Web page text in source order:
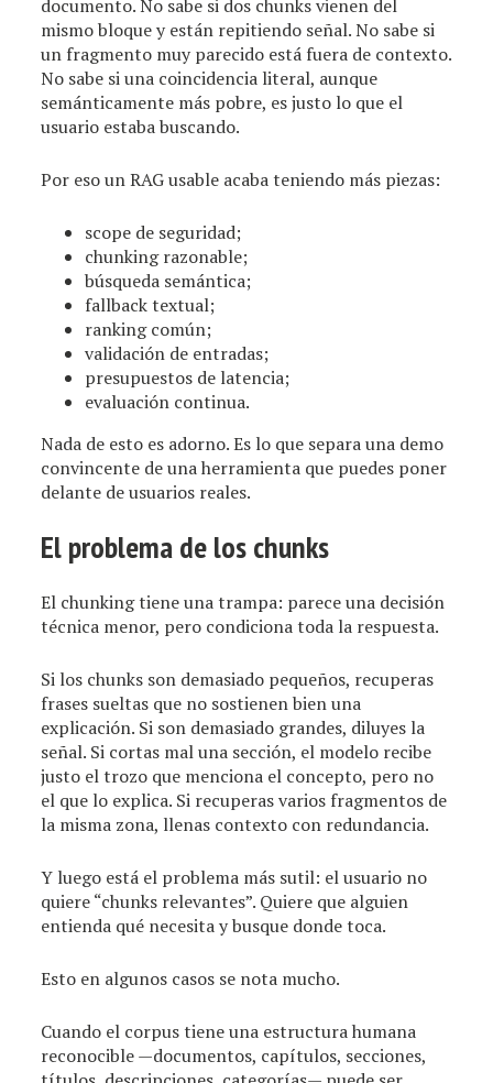
documento. No sabe si dos chunks vienen del
mismo bloque y están repitiendo señal. No sabe si
un fragmento muy parecido está fuera de contexto.
No sabe si una coincidencia literal, aunque
semánticamente más pobre, es justo lo que el
usuario estaba buscando.
Por eso un RAG usable acaba teniendo más piezas:
scope de seguridad;
chunking razonable;
búsqueda semántica;
fallback textual;
ranking común;
validación de entradas;
presupuestos de latencia;
evaluación continua.
Nada de esto es adorno. Es lo que separa una demo
convincente de una herramienta que puedes poner
delante de usuarios reales.
El problema de los chunks
El chunking tiene una trampa: parece una decisión
técnica menor, pero condiciona toda la respuesta.
Si los chunks son demasiado pequeños, recuperas
frases sueltas que no sostienen bien una
explicación. Si son demasiado grandes, diluyes la
señal. Si cortas mal una sección, el modelo recibe
justo el trozo que menciona el concepto, pero no
el que lo explica. Si recuperas varios fragmentos de
la misma zona, llenas contexto con redundancia.
Y luego está el problema más sutil: el usuario no
quiere “chunks relevantes”. Quiere que alguien
entienda qué necesita y busque donde toca.
Esto en algunos casos se nota mucho.
Cuando el corpus tiene una estructura humana
reconocible —documentos, capítulos, secciones,